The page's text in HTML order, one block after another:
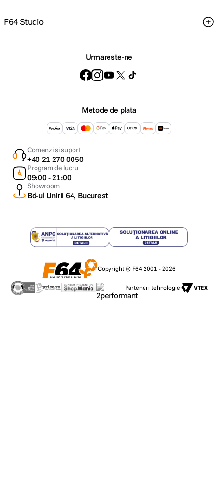
F64 Studio
Urmareste-ne
Metode de plata
Comenzi si suport
+40 21 270 0050
Program de lucru
09:00 - 21:00
Showroom
Bd-ul Unirii 64, Bucuresti
Copyright © F64 2001 - 2026
Parteneri tehnologie: